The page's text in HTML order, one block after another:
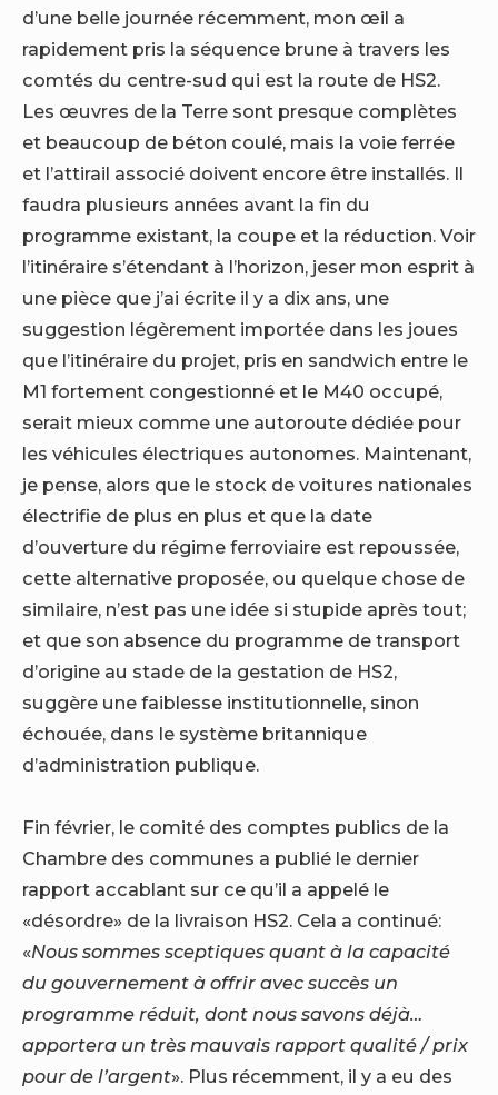
d’une belle journée récemment, mon œil a
rapidement pris la séquence brune à travers les
comtés du centre-sud qui est la route de HS2.
Les œuvres de la Terre sont presque complètes
et beaucoup de béton coulé, mais la voie ferrée
et l’attirail associé doivent encore être installés. Il
faudra plusieurs années avant la fin du
programme existant, la coupe et la réduction. Voir
l’itinéraire s’étendant à l’horizon, jeser mon esprit à
une pièce que j’ai écrite il y a dix ans, une
suggestion légèrement importée dans les joues
que l’itinéraire du projet, pris en sandwich entre le
M1 fortement congestionné et le M40 occupé,
serait mieux comme une autoroute dédiée pour
les véhicules électriques autonomes. Maintenant,
je pense, alors que le stock de voitures nationales
électrifie de plus en plus et que la date
d’ouverture du régime ferroviaire est repoussée,
cette alternative proposée, ou quelque chose de
similaire, n’est pas une idée si stupide après tout;
et que son absence du programme de transport
d’origine au stade de la gestation de HS2,
suggère une faiblesse institutionnelle, sinon
échouée, dans le système britannique
d’administration publique.
Fin février, le comité des comptes publics de la
Chambre des communes a publié le dernier
rapport accablant sur ce qu’il a appelé le
«désordre» de la livraison HS2. Cela a continué:
«Nous sommes sceptiques quant à la capacité
du gouvernement à offrir avec succès un
programme réduit, dont nous savons déjà…
apportera un très mauvais rapport qualité / prix
pour de l’argent». Plus récemment, il y a eu des